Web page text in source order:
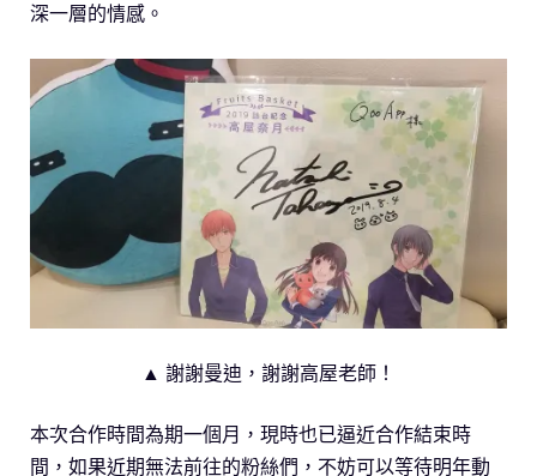
深一層的情感。
▲ 謝謝曼迪，謝謝高屋老師！
本次合作時間為期一個月，現時也已逼近合作結束時
間，如果近期無法前往的粉絲們，不妨可以等待明年動